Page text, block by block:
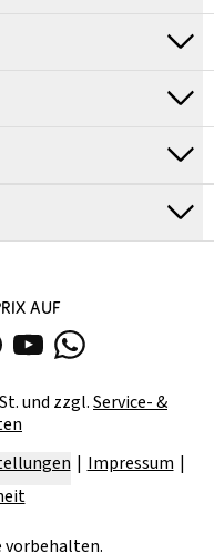
AUF
und zzgl.Service- &
Impressum
vorbehalten.